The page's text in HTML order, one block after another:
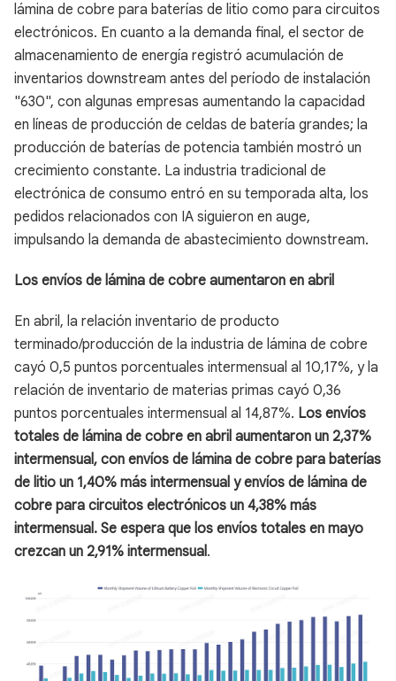
lámina de cobre para baterías de litio como para circuitos
electrónicos. En cuanto a la demanda final, el sector de
almacenamiento de energía registró acumulación de
inventarios downstream antes del período de instalación
"630", con algunas empresas aumentando la capacidad
en líneas de producción de celdas de batería grandes; la
producción de baterías de potencia también mostró un
crecimiento constante. La industria tradicional de
electrónica de consumo entró en su temporada alta, los
pedidos relacionados con IA siguieron en auge,
impulsando la demanda de abastecimiento downstream.
Los envíos de lámina de cobre aumentaron en abril
En abril, la relación inventario de producto
terminado/producción de la industria de lámina de cobre
cayó 0,5 puntos porcentuales intermensual al 10,17%, y la
relación de inventario de materias primas cayó 0,36
puntos porcentuales intermensual al 14,87%. Los envíos
totales de lámina de cobre en abril aumentaron un 2,37%
intermensual, con envíos de lámina de cobre para baterías
de litio un 1,40% más intermensual y envíos de lámina de
cobre para circuitos electrónicos un 4,38% más
intermensual. Se espera que los envíos totales en mayo
crezcan un 2,91% intermensual.